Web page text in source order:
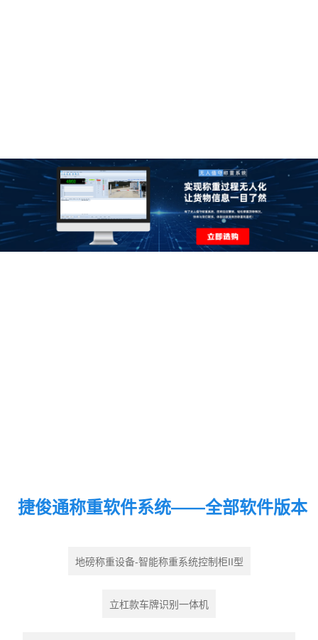
捷俊通称重软件系统——全部软件版本
地磅称重设备-智能称重系统控制柜II型
立杠款车牌识别一体机